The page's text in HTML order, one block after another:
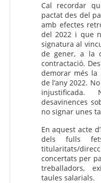
Cal recordar
pactat des del
amb efectes
del 2022 i que
signatura al
de gener, a la
contractació.
demorar més la
de l’any 2022.
desavinences
no signar unes
En aquest acte
dels fulls
titularitats/
concertats per
treballadors,
taules salarials.